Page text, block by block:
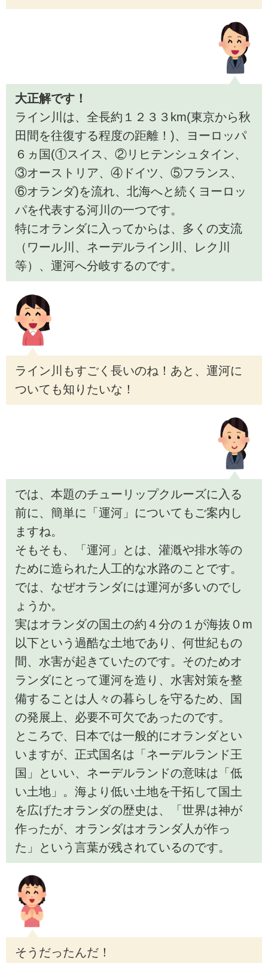
大正解です！
ライン川は、全長約１２３３km(東京から秋
田間を往復する程度の距離！)、ヨーロッパ
６ヵ国(①スイス、②リヒテンシュタイン、
③オーストリア、④ドイツ、⑤フランス、
⑥オランダ)を流れ、北海へと続くヨーロッ
パを代表する河川の一つです。
特にオランダに入ってからは、多くの支流
（ワール川、ネーデルライン川、レク川
等）、運河へ分岐するのです。
ライン川もすごく長いのね！あと、運河に
ついても知りたいな！
では、本題のチューリップクルーズに入る
前に、簡単に「運河」についてもご案内し
ますね。
そもそも、「運河」とは、灌漑や排水等の
ために造られた人工的な水路のことです。
では、なぜオランダには運河が多いのでし
ょうか。
実はオランダの国土の約４分の１が海抜０m
以下という過酷な土地であり、何世紀もの
間、水害が起きていたのです。そのためオ
ランダにとって運河を造り、水害対策を整
備することは人々の暮らしを守るため、国
の発展上、必要不可欠であったのです。
ところで、日本では一般的にオランダとい
いますが、正式国名は「ネーデルランド王
国」といい、ネーデルランドの意味は「低
い土地」。海より低い土地を干拓して国土
を広げたオランダの歴史は、「世界は神が
作ったが、オランダはオランダ人が作っ
た」という言葉が残されているのです。
そうだったんだ！